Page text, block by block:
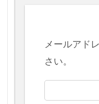
メールアド
さい。